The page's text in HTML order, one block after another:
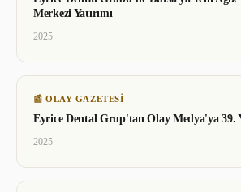
Merkezi Yatırımı
2025
📰 OLAY GAZETESI
Eyrice Dental Grup'tan Olay Medya'ya 39.
2025